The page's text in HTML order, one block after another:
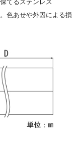
てるステンレス
色あせや外因による損